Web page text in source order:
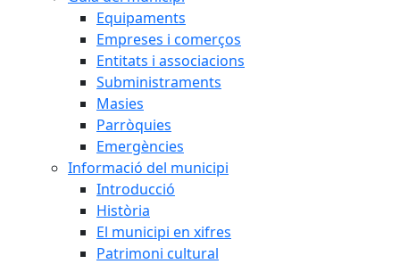
Equipaments
Empreses i comerços
Entitats i associacions
Subministraments
Masies
Parròquies
Emergències
Informació del municipi
Introducció
Història
El municipi en xifres
Patrimoni cultural